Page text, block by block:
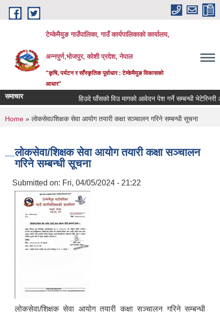
Skip to main content
टेम्केमैयुङ गाउँपालिका, गाउँ कार्यपालिकाको कार्यालय,
अन्नपुर्ण,भोजपुर, कोशी प्रदेश, नेपाल
"कृषि, पर्यटन र साँस्कृतिक पूर्वाधार : टेम्केमैयुङ विकासको
आधार"
समाचार हिउदे घाँसको विउ मागको आवेदन पेश गर्ने सम्बन्धी भेटेरिनरी
You are here
Home » लोकसेवा/शिक्षक सेवा आयोग तयारी कक्षा सञ्चालन गरिने सम्बन्धी सूचना
लोकसेवा/शिक्षक सेवा आयोग तयारी कक्षा सञ्चालन
गरिने सम्बन्धी सूचना
Submitted on: Fri, 04/05/2024 - 21:22
लोकसेवा/शिक्षक सेवा आयोग तयारी कक्षा सञ्चालन गरिने सम्बन्धी